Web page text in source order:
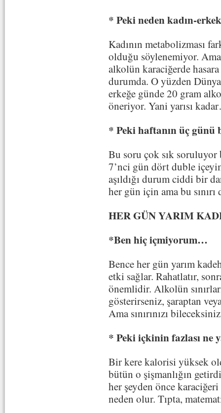
* Peki neden kadın-
Kadının metabolizması
olduğu söylenemiyor.
alkolün karaciğerde
durumda. O yüzden
erkeğe günde 20 gram
öneriyor. Yani yarısı
* Peki haftanın üç günü
Bu soru çok sık soruluyor
7’nci gün dört duble
aşıldığı durum ciddi bir
her gün için ama bu sınırı
HER GÜN YARIM
*Ben hiç içmiyorum…
Bence her gün yarım
etki sağlar. Rahatlatır,
önemlidir. Alkolün
gösterirseniz, şaraptan
Ama sınırınızı
* Peki içkinin fazlası ne
Bir kere kalorisi yüksek
bütün o şişmanlığın
her şeyden önce
neden olur. Tıpta,